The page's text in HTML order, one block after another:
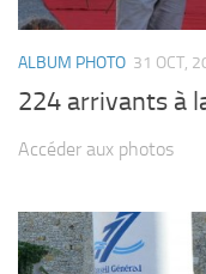
ALBUM PHOTO 31 OCT,
224 arrivants à
Accéder aux photos